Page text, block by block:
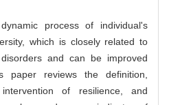
process of individual's
which is closely related to
and can be improved
paper reviews the definition,
of resilience, and